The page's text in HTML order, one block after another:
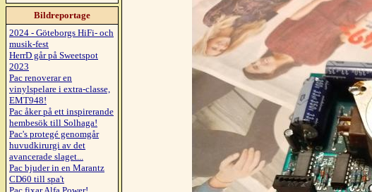
Bildreportage
2024 - Göteborgs HiFi- och
musik-fest
HerrD går på Sweetspot
2023
Pac renoverar en
vinylspelare i extra-classe,
EMT948!
Pac åker på ett inspirerande
hembesök till Solhaga!
Pac's protegé genomgår
huvudkirurgi av det
avancerade slaget...
Pac bjuder in en Marantz
CD60 till spa't